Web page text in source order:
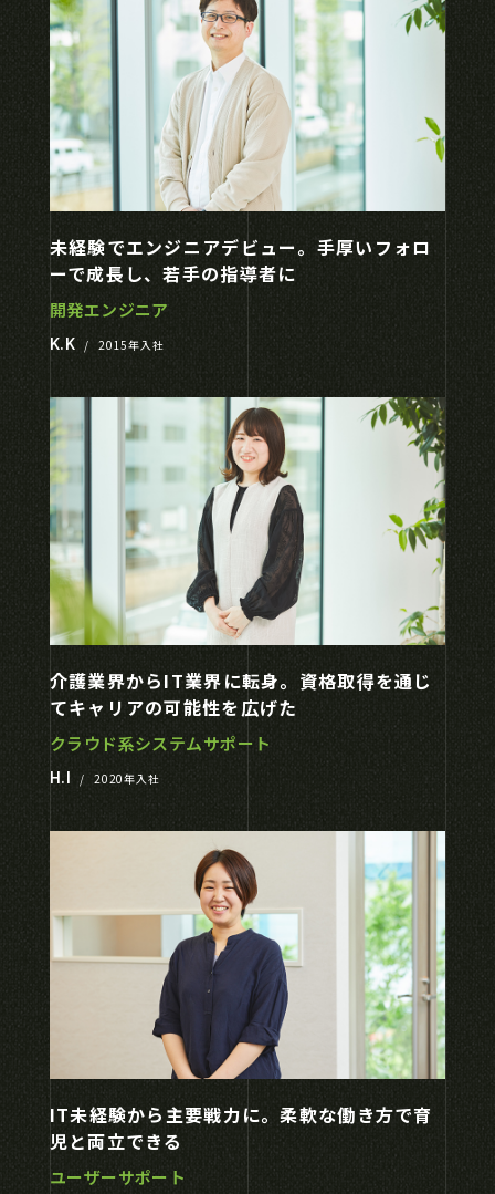
未経験でエンジニアデビュー。手厚いフォロ
ーで成長し、若手の指導者に
開発エンジニア
K.K / 2015年入社
介護業界からIT業界に転身。資格取得を通じ
てキャリアの可能性を広げた
クラウド系システムサポート
H.I
/ 2020年入社
IT未経験から主要戦力に。柔軟な働き方で育
児と両立できる
ユーザーサポート